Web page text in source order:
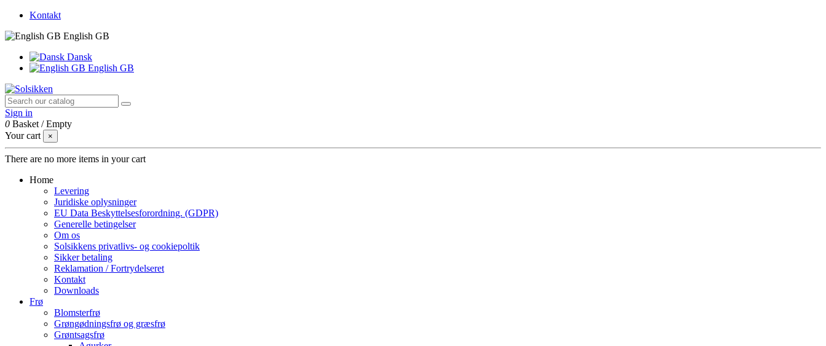
Kontakt
English GB
Dansk
English GB
Sign in
0 Basket /Empty
Your cart
×
There are no more items in your cart
Home
Levering
Juridiske oplysninger
EU Data Beskyttelsesforordning. (GDPR)
Generelle betingelser
Om os
Solsikkens privatlivs- og cookiepoltik
Sikker betaling
Reklamation / Fortrydelseret
Kontakt
Downloads
Frø
Blomsterfrø
Grøngødningsfrø og græsfrø
Grøntsagsfrø